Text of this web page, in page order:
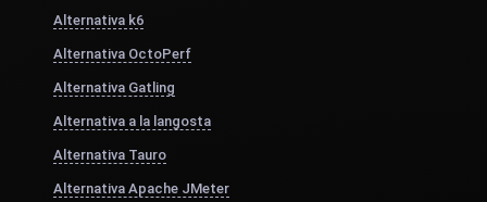
Alternativa k6
Alternativa OctoPerf
Alternativa Gatling
Alternativa a la langosta
Alternativa Tauro
Alternativa Apache JMeter